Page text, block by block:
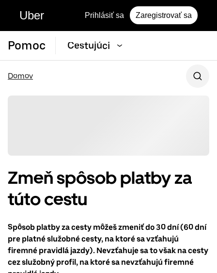
Uber Prihlásiť sa Zaregistrovať sa
Pomoc Cestujúci
Domov
Zmeň spôsob platby za
túto cestu
Spôsob platby za cesty môžeš zmeniť do 30 dní (60 dní
pre platné služobné cesty, na ktoré sa vzťahujú
firemné pravidlá jazdy). Nevzťahuje sa to však na cesty
cez služobný profil, na ktoré sa nevzťahujú firemné